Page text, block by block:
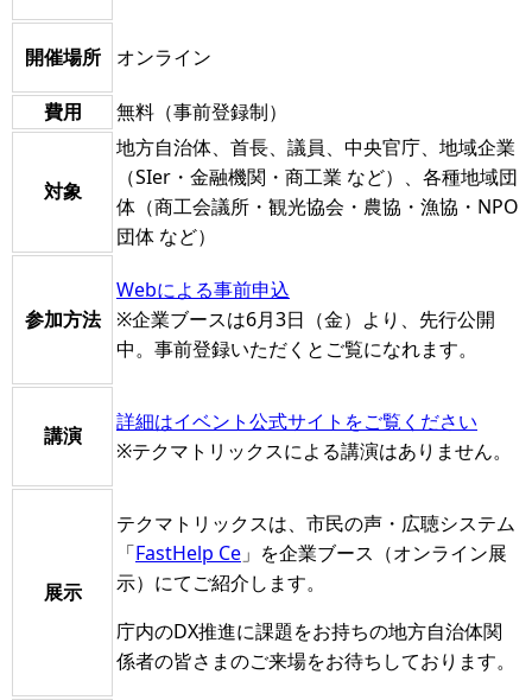
開催場所 オンライン
費用 無料（事前登録制）
対象
地方自治体、首長、議員、中央官庁、地域企業
（SIer・金融機関・商工業 など）、各種地域団
体（商工会議所・観光協会・農協・漁協・NPO
団体 など）
参加方法
Webによる事前申込
※企業ブースは6月3日（金）より、先行公開
中。事前登録いただくとご覧になれます。
講演
詳細はイベント公式サイトをご覧ください
※テクマトリックスによる講演はありません。
展示
テクマトリックスは、市民の声・広聴システム
「FastHelp Ce 」を企業ブース（オンライン展
示）にてご紹介します。
庁内のDX推進に課題をお持ちの地方自治体関
係者の皆さまのご来場をお待ちしております。